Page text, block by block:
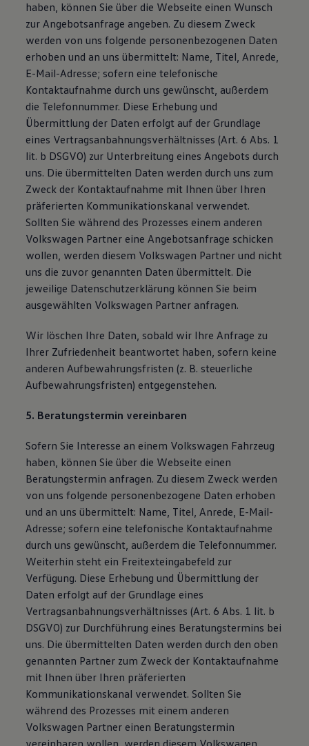
haben, können Sie über die Webseite einen Wunsch
zur Angebotsanfrage angeben. Zu diesem Zweck
werden von uns folgende personenbezogenen Daten
erhoben und an uns übermittelt: Name, Titel, Anrede,
E-Mail-Adresse; sofern eine telefonische
Kontaktaufnahme durch uns gewünscht, außerdem
die Telefonnummer. Diese Erhebung und
Übermittlung der Daten erfolgt auf der Grundlage
eines Vertragsanbahnungsverhältnisses (Art. 6 Abs. 1
lit. b DSGVO) zur Unterbreitung eines Angebots durch
uns. Die übermittelten Daten werden durch uns zum
Zweck der Kontaktaufnahme mit Ihnen über Ihren
präferierten Kommunikationskanal verwendet.
Sollten Sie während des Prozesses einem anderen
Volkswagen Partner eine Angebotsanfrage schicken
wollen, werden diesem Volkswagen Partner und nicht
uns die zuvor genannten Daten übermittelt. Die
jeweilige Datenschutzerklärung können Sie beim
ausgewählten Volkswagen Partner anfragen.
Wir löschen Ihre Daten, sobald wir Ihre Anfrage zu
Ihrer Zufriedenheit beantwortet haben, sofern keine
anderen Aufbewahrungsfristen (z. B. steuerliche
Aufbewahrungsfristen) entgegenstehen.
5. Beratungstermin vereinbaren
Sofern Sie Interesse an einem Volkswagen Fahrzeug
haben, können Sie über die Webseite einen
Beratungstermin anfragen. Zu diesem Zweck werden
von uns folgende personenbezogene Daten erhoben
und an uns übermittelt: Name, Titel, Anrede, E-Mail-
Adresse; sofern eine telefonische Kontaktaufnahme
durch uns gewünscht, außerdem die Telefonnummer.
Weiterhin steht ein Freitexteingabefeld zur
Verfügung. Diese Erhebung und Übermittlung der
Daten erfolgt auf der Grundlage eines
Vertragsanbahnungsverhältnisses (Art. 6 Abs. 1 lit. b
DSGVO) zur Durchführung eines Beratungstermins bei
uns. Die übermittelten Daten werden durch den oben
genannten Partner zum Zweck der Kontaktaufnahme
mit Ihnen über Ihren präferierten
Kommunikationskanal verwendet. Sollten Sie
während des Prozesses mit einem anderen
Volkswagen Partner einen Beratungstermin
vereinbaren wollen, werden diesem Volkswagen